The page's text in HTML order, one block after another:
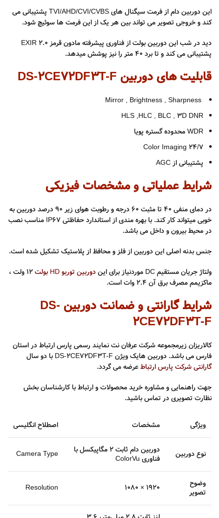
این دوربین دام از فرمت سیگنال های TVI/AHD/CVI/CVBS پشتیبانی می
کند و خروجی تصویر می تواند بین هر یک از این فرمت ها سوئیچ شود.
دید در شب این دوربین بولت از فناوری پیشرفته مادون قرمز EXIR 2.0
پشتیبانی می کند و تا برد 40 متر را نیز پوشش میدهد.
قابلیت های دوربین DS-2CE72DF3T-F
, Brightness , Sharpness
HLS ,HLC , BLC , 3D DNR
WDR محدوده گستره پویا
24/7 Color Imaging
پشتیبانی از AGC
شرایط عملیاتی و مشخصات فیزیکی
در دمای منفی 40 تا مثبت 60 درجه و رطوبت هوای زیر 90 درصد دوربین به
خوبی میتواند کار کند. با بهره مندی از استاندارد حفاظتی IP67 مناسب نصب
در محیط بیرون و داخل می باشد.
جنس بدنه اصلی این دوربین از فلز و محافظ از پلاستیک تشکیل شده است.
ولتاژ جریان مستقیم DC موردنیاز برای این
دوربین توربو HD بولت
12 ولت ،
ماکزیمم مصرف برق آن 2.4 وات است.
شرایط گارانتی و ضمانت دوربین DS-
2CE72DF3T-F
کالاریزان زیرمجموعه شرکت عرفان نت نمایند رسمی پارس ارتباط در استان
فارس می باشد. دوربین هایک ویژن DS-2CE72DF3T-F با دو سال
گارانتی شرکت پارس ارتباطعرضه می گردد.
جهت راهنمایی و مشاوره خرید محصولات و ارتباط با کارشناسان بخش
نظارت تصویری در تماس باشید.
ویژگی مشخصات اصطلاح انگلیسی
نوع دوربین
دوربین دام ثابت 2 مگاپیکسل با
فناوری ColorVu
Camera Type
وضوح
تصویر
1920 × 1080
Resolution